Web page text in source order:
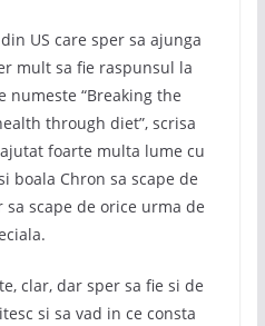
US care sper sa ajunga
mult sa fie raspunsul la
numeste “Breaking the
through diet”, scrisa
foarte multa lume cu
boala Chron sa scape de
scape de orice urma de
clar, dar sper sa fie si de
si sa vad in ce consta